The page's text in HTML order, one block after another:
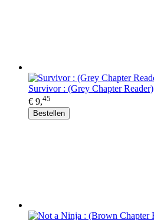
Survivor : (Grey Chapter Reader)
€ 9,45
Bestellen